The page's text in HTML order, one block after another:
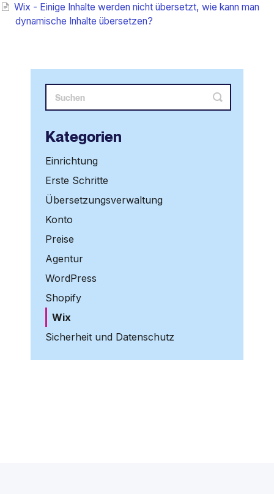
Wix - Einige Inhalte werden nicht übersetzt, wie kann man
dynamische Inhalte übersetzen?
Kategorien
Einrichtung
Erste Schritte
Übersetzungsverwaltung
Konto
Preise
Agentur
WordPress
Shopify
Wix
Sicherheit und Datenschutz